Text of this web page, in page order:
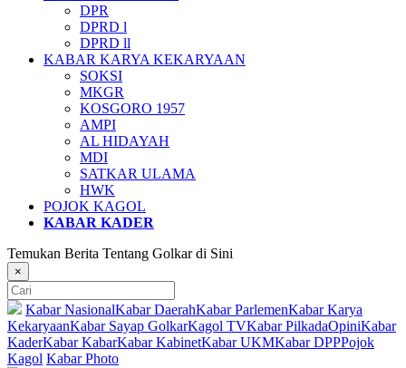
DPR
DPRD l
DPRD ll
KABAR KARYA KEKARYAAN
SOKSI
MKGR
KOSGORO 1957
AMPI
AL HIDAYAH
MDI
SATKAR ULAMA
HWK
POJOK KAGOL
KABAR KADER
Temukan Berita Tentang Golkar di Sini
×
Kabar NasionalKabar DaerahKabar ParlemenKabar Karya
KekaryaanKabar Sayap GolkarKagol TVKabar PilkadaOpiniKabar
KaderKabar KabarKabar KabinetKabar UKMKabar DPPPojok
Kagol Kabar Photo